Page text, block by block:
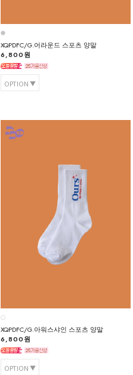
XQPDFC/G.어라운드 스포츠 양말
6,800원
OPTION
XQPDFC/G.아워스샤인 스포츠 양말
6,800원
OPTION